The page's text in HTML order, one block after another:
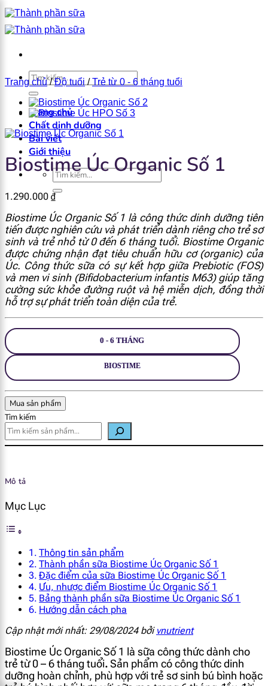
Bỏ
qua
nội
Tìm
kiếm:
Trang chủ
Chất dinh dưỡng
Bài viết
Giới thiệu
Tìm
kiếm:
Trang chủ / Độ tuổi / Trẻ từ 0 - 6 tháng tuổi
Biostime Úc Organic Số 1
1.290.000 ₫
Biostime Úc Organic Số 1 là công thức dinh dưỡng tiên
tiến được nghiên cứu và phát triển dành riêng cho trẻ sơ
sinh và trẻ nhỏ từ 0 đến 6 tháng tuổi. Biostime Organic
được chứng nhận đạt tiêu chuẩn hữu cơ (organic) của
Úc. Công thức sữa có sự kết hợp giữa Prebiotic (FOS)
và men vi sinh (Bifidobacterium infantis M63) giúp tăng
cường sức khỏe đường ruột và hệ miễn dịch, đồng thời
hỗ trợ sự phát triển toàn diện của trẻ.
0 - 6 THÁNG
BIOSTIME
Mua sản phẩm
Tìm kiếm
Mô tả
Mục Lục
Thông tin sản phẩm
Thành phần sữa Biostime Úc Organic Số 1
Đặc điểm của sữa Biostime Úc Organic Số 1
Ưu, nhược điểm Biostime Úc Organic Số 1
Bảng thành phần sữa Biostime Úc Organic Số 1
Hướng dẫn cách pha
Cập nhật mới nhất: 29/08/2024 bởi vnutrient
Biostime Úc Organic Số 1 là sữa công thức dành cho
trẻ từ 0 – 6 tháng tuổi. Sản phẩm có công thức dinh
dưỡng hoàn chỉnh, phù hợp với trẻ sơ sinh bú bình hoặc